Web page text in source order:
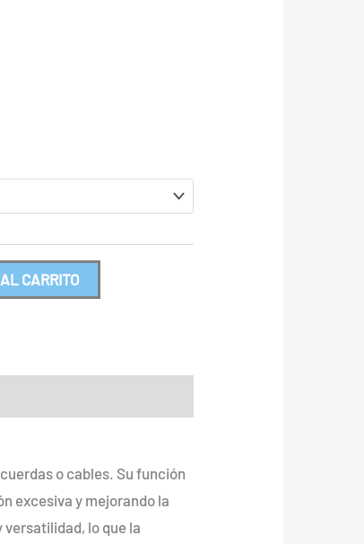
CARRITO
o cables. Su función
excesiva y mejorando la
lo que la